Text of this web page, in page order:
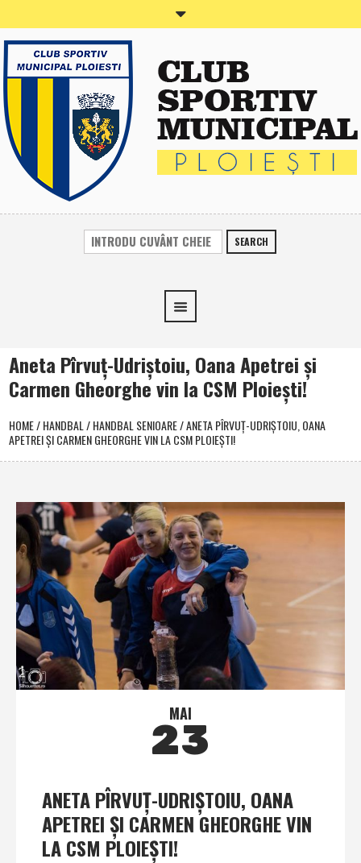
SEARCH
Aneta Pîrvuţ-Udriştoiu, Oana Apetrei şi
Carmen Gheorghe vin la CSM Ploieşti!
HOME/HANDBAL/HANDBAL SENIOARE/ANETA PÎRVUŢ-UDRIŞTOIU, OANA
APETREI ŞI CARMEN GHEORGHE VIN LA CSM PLOIEŞTI!
MAI
23
ANETA PÎRVUŢ-UDRIŞTOIU, OANA
APETREI ŞI CARMEN GHEORGHE VIN
LA CSM PLOIEŞTI!